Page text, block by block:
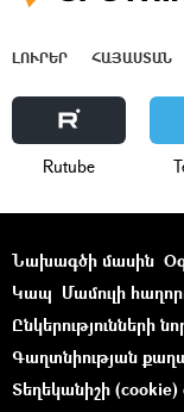
ԼՈՒՐԵՐ ՀԱՅԱՍՏԱՆ
Rutube
Նախագծի մասին
Կապ Մամուլի
Ընկերությունների
Գաղտնիության
Տեղեկանիշի